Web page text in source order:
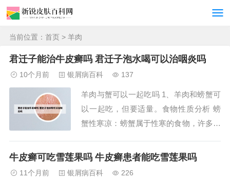
当前位置： 首页 > 羊肉
君迁子能治牛皮癣吗 君迁子泡水喝可以治咽炎吗
10个月前 银屑病百科 137
羊肉与蟹可以一起吃吗 1、羊肉和螃蟹可
以一起吃，但要适量。食物性质分析 螃
蟹性寒凉：螃蟹属于性寒的食物，许多人
等不适症状。羊肉性温：羊肉则具有温补
牛皮癣可吃雪莲果吗 牛皮癣患者能吃雪莲果吗
11个月前 银屑病百科 226